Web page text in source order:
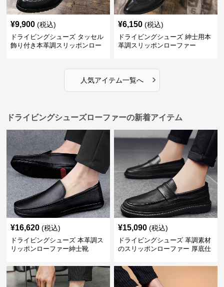
¥9,900 (税込)
ドライビングシューズ タッセル
飾り付き本革調スリッポンロー
¥6,150 (税込)
ドライビングシューズ 紳士用本
革調スリッポンローファー
人気アイテム一覧へ ›
ドライビングシューズローファーの新着アイテム
¥16,620 (税込)
ドライビングシューズ 本革調ス
リッポンローファー紳士靴
¥15,090 (税込)
ドライビングシューズ 革調素材
のスリッポンローファー 厚底仕